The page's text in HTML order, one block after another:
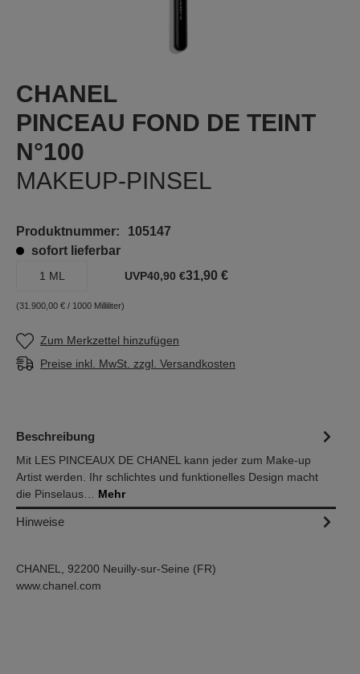
CHANEL
PINCEAU FOND DE TEINT
N°100
MAKEUP-PINSEL
Produktnummer:
105147
sofort lieferbar
1 ML
(31.900,00 € / 1000 Milliliter)
UVP40,90 €31,90 €
Zum Merkzettel hinzufügen
Preise inkl. MwSt. zzgl. Versandkosten
Beschreibung
Mit LES PINCEAUX DE CHANEL kann jeder zum Make-up
Artist werden. Ihr schlichtes und funktionelles Design macht
die Pinselaus… Mehr
Hinweise
CHANEL, 92200 Neuilly-sur-Seine (FR)
www.chanel.com